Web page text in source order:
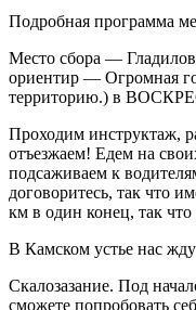
Подробная программа
Место сбора —
ориентир — Огромная
территорию.) в
Проходим инструктаж,
отъезжаем! Едем на
подсаживаем к
договоритесь, так что
км в один конец, так что
В Камском устье нас
Скалозазание. Под
сможете попробовать